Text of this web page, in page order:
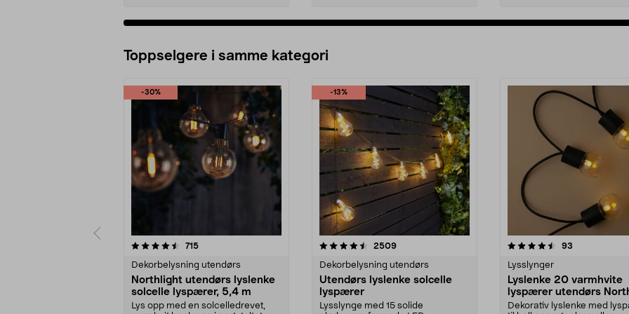
Toppselgere i samme kategori
-30%
715anmeldelser
Dekorbelysning utendørs
Northlight utendørs lyslenke
solcelle lyspærer, 5,4 m
Lys opp med en solcelledrevet,
-13%
4.5 av 5 stjerner 2509anmeldelser
Dekorbelysning utendørs
Utendørs lyslenke solcelle
lyspærer
Lysslynge med 15 solide
4.5 av 5 stjerner 93
Lysslynger
Lyslenke 20 varmhvite
lyspærer utendørs
Dekorativ lyslenke med
4.5 av 5 stjerner